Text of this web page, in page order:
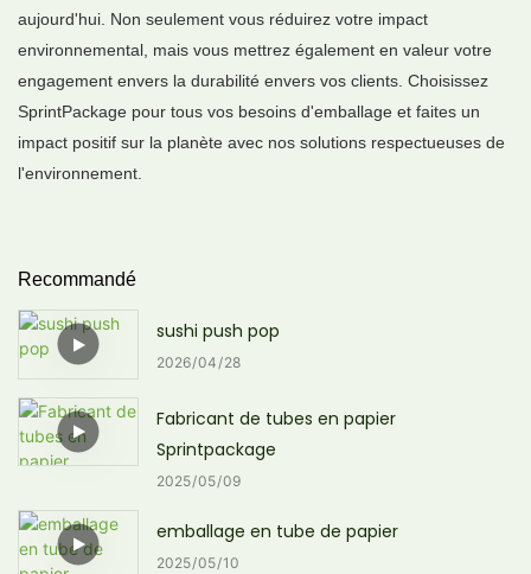
aujourd'hui. Non seulement vous réduirez votre impact
environnemental, mais vous mettrez également en valeur votre
engagement envers la durabilité envers vos clients. Choisissez
SprintPackage pour tous vos besoins d'emballage et faites un
impact positif sur la planète avec nos solutions respectueuses de
l'environnement.
Recommandé
sushi push pop
2026 04 28
Fabricant de tubes en papier
Sprintpackage
2025 05 09
emballage en tube de papier
2025 05 10